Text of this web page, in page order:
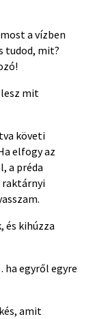
a vízben
tudod, mit?
lesz mit
követi
elfogy az
a préda
raktárnyi
és kihúzza
egyről egyre
amit